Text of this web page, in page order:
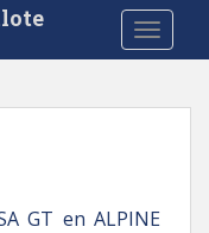
GT en ALPINE